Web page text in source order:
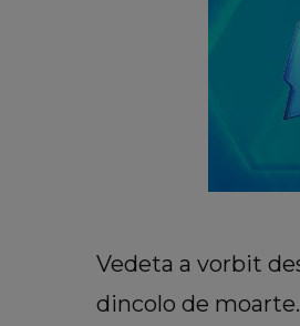
Vedeta a vorbit
dincolo de